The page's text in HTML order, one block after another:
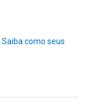
Saiba como seus